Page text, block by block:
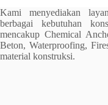
Kami menyediakan
berbagai kebutuhan
mencakup Chemical
Beton, Waterproofing,
material konstruksi.